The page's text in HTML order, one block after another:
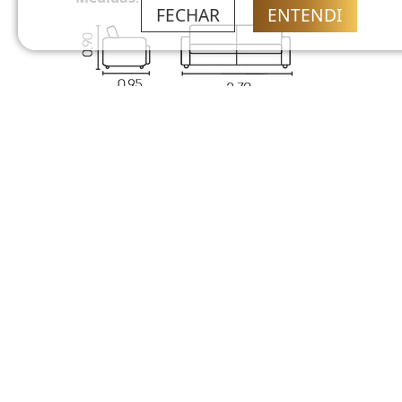
FECHAR ENTENDI